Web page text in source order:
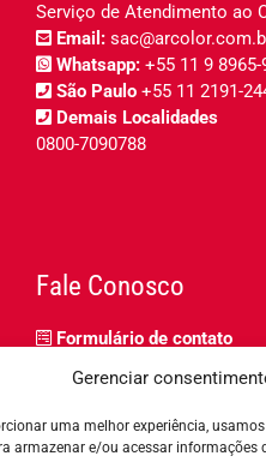
Gerenciar
uma melhor experiência,
armazenar e/ou acessar informações
Serviço de Atendimento ao
Email:
Whatsapp: +55 11 9 8965-
São Paulo +55 11 2191-
Demais Localidades
0800-7090788
Fale Conosco
Formulário de contato